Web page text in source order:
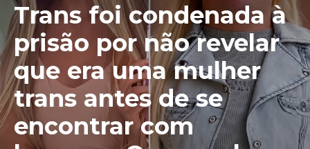
Trans foi condenada à
prisão por não revelar
que era uma mulher
trans antes de se
encontrar com